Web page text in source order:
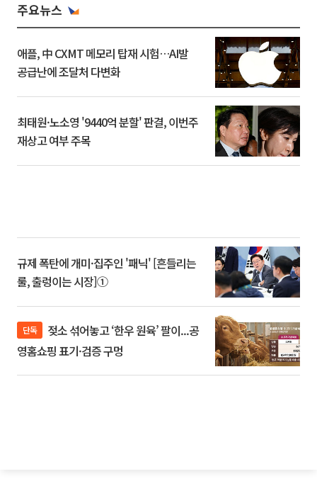
주요뉴스
애플, 中 CXMT 메모리 탑재 시험…AI발
공급난에 조달처 다변화
최태원·노소영 '9440억 분할' 판결, 이번주
재상고 여부 주목
규제 폭탄에 개미·집주인 '패닉' [흔들리는
룰, 출렁이는 시장]①
단독
영홈쇼핑 표기·검증 구멍